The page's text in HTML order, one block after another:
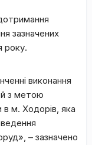
зазначених
року.
виконання
й з метою
в м. Ходорів, яка
– зазначено